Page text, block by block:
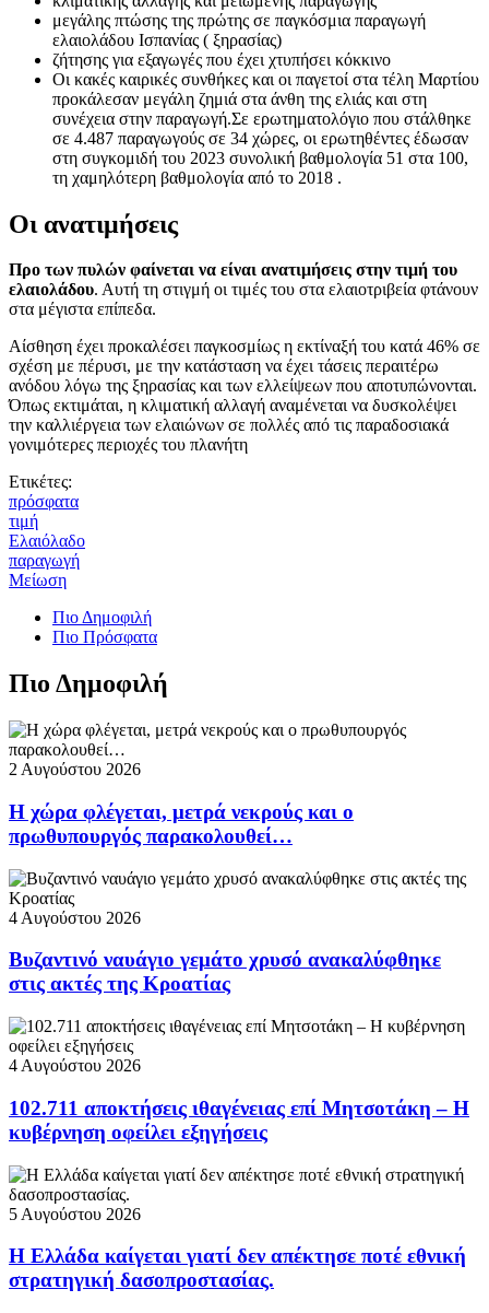
μεγάλης πτώσης της πρώτης σε παγκόσμια παραγωγή
ελαιολάδου Ισπανίας ( ξηρασίας)
ζήτησης για εξαγωγές που έχει χτυπήσει κόκκινο
Οι κακές καιρικές συνθήκες και οι παγετοί στα τέλη Μαρτίου
προκάλεσαν μεγάλη ζημιά στα άνθη της ελιάς και στη
συνέχεια στην παραγωγή.Σε ερωτηματολόγιο που στάλθηκε
σε 4.487 παραγωγούς σε 34 χώρες, οι ερωτηθέντες έδωσαν
στη συγκομιδή του 2023 συνολική βαθμολογία 51 στα 100,
τη χαμηλότερη βαθμολογία από το 2018 .
Οι ανατιμήσεις
Προ των πυλών φαίνεται να είναι ανατιμήσεις στην τιμή του
ελαιολάδου. Αυτή τη στιγμή οι τιμές του στα ελαιοτριβεία φτάνουν
στα μέγιστα επίπεδα.
Αίσθηση έχει προκαλέσει παγκοσμίως η εκτίναξή του κατά 46% σε
σχέση με πέρυσι, με την κατάσταση να έχει τάσεις περαιτέρω
ανόδου λόγω της ξηρασίας και των ελλείψεων που αποτυπώνονται.
Όπως εκτιμάται, η κλιματική αλλαγή αναμένεται να δυσκολέψει
την καλλιέργεια των ελαιώνων σε πολλές από τις παραδοσιακά
γονιμότερες περιοχές του πλανήτη
Ετικέτες:
πρόσφατα
τιμή
Ελαιόλαδο
παραγωγή
Μείωση
Πιο Δημοφιλή
Πιο Πρόσφατα
Πιο Δημοφιλή
2 Αυγούστου 2026
Η χώρα φλέγεται, μετρά νεκρούς και ο
πρωθυπουργός παρακολουθεί…
4 Αυγούστου 2026
Βυζαντινό ναυάγιο γεμάτο χρυσό ανακαλύφθηκε
στις ακτές της Κροατίας
4 Αυγούστου 2026
102.711 αποκτήσεις ιθαγένειας επί Μητσοτάκη – Η
κυβέρνηση οφείλει εξηγήσεις
5 Αυγούστου 2026
Η Ελλάδα καίγεται γιατί δεν απέκτησε ποτέ εθνική
στρατηγική δασοπροστασίας.